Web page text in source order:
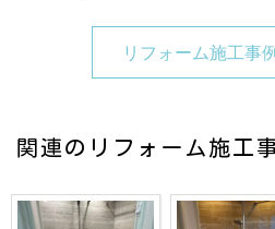
リフォーム施工事
関連のリフォーム施工